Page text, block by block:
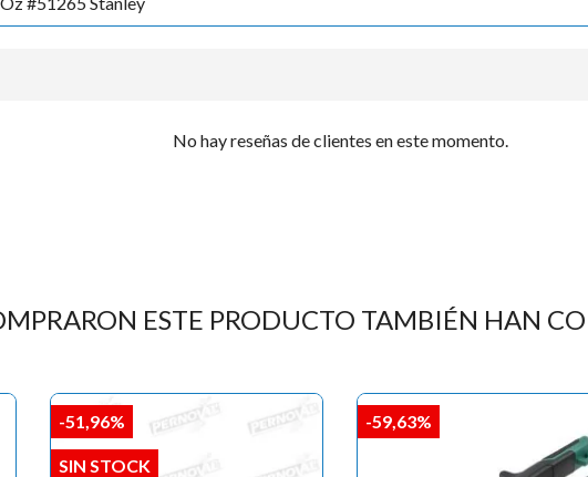
No hay reseñas de clientes en este momento.
ESTE PRODUCTO TAMBIÉN HAN
-51,96%
SIN STOCK
-59,63%